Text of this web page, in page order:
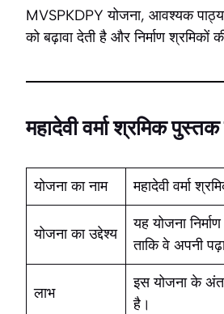
MVSPKDPY योजना, आवश्यक
को बढ़ावा देती है और निर्माण श्रमिकों
महादेवी वर्मा श्रमिक
योजना का नाम महादेवी वर्मा
योजना का उद्देश्य
यह योजना
ताकि वे अपनी
लाभ
इस योजना के
है।